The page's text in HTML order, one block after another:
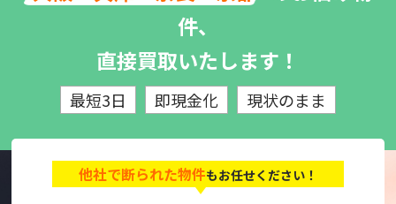
件、
直接買取いたします！
最短3日 即現金化 現状のまま
他社で断られた物件もお任せください！